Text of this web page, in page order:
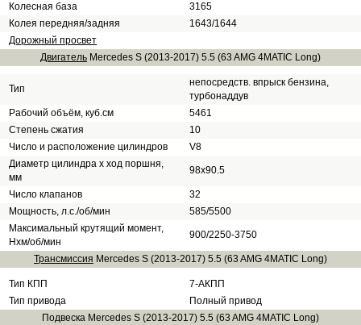
Колесная база
3165
Колея передняя/задняя
1643/1644
Дорожный просвет
Двигатель Mercedes S (2013-2017) 5.5 (63 AMG 4MATIC Long)
Тип
непосредств. впрыск бензина,
турбонаддув
Рабочий объём, куб.см
5461
Степень сжатия
10
Число и расположение цилиндров
V8
Диаметр цилиндра х ход поршня,
мм
98х90.5
Число клапанов
32
Мощность, л.с./об/мин
585/5500
Максимальный крутящий момент,
Нхм/об/мин
900/2250-3750
Трансмиссия Mercedes S (2013-2017) 5.5 (63 AMG 4MATIC Long)
Тип КПП
7-АКПП
Тип привода
Полный привод
Подвеска Mercedes S (2013-2017) 5.5 (63 AMG 4MATIC Long)